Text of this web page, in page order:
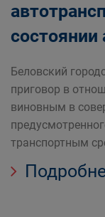
состоянии
Беловский
приговор в
виновным в
транспортным